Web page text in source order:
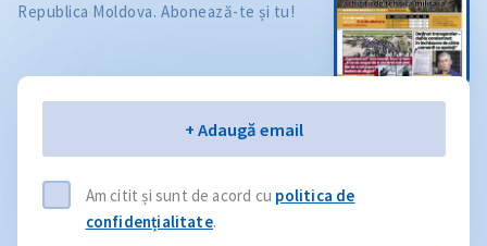
Republica Moldova. Abonează-te și tu!
+ Adaugă email
Am citit și sunt de acord cu politica de
confidențialitate.